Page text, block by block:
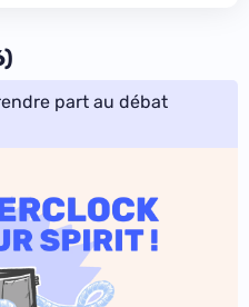
part au débat